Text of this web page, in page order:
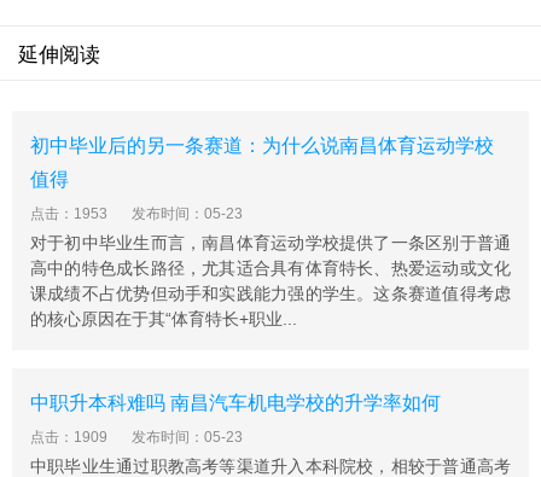
硬、经验丰富的高素质专业化师资队伍，现有教职工300
利职业教育名师和全国水利、机电等高技能人才和技术能
手，近年来，承担省级以上课题16项，公开发表论文60多
篇，出版专著与教材50多部，教科研能力增强。
江西水利水电学校获得荣誉
2003年被省教育厅、省劳动厅和社会保障厅、省经贸委评
为“江西省职业教育先进单位”。
2007年荣获“江西省第二届技工院校职业技能竞赛优委组
织奖”。
2003年至2007年连续五年被江西省劳动和社会保障厅评
延伸阅读
初中毕业后的另一条赛道：为什么说南昌体育运动学校
值得
点击：1953 发布时间：05-23
对于初中毕业生而言，南昌体育运动学校提供了一条区别于普通
高中的特色成长路径，尤其适合具有体育特长、热爱运动或文化
课成绩不占优势但动手和实践能力强的学生。这条赛道值得考虑
的核心原因在于其“体育特长+职业...
中职升本科难吗 南昌汽车机电学校的升学率如何
点击：1909 发布时间：05-23
中职毕业生通过职教高考等渠道升入本科院校，相较于普通高考